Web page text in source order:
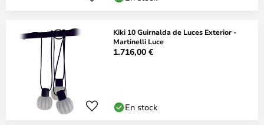
Kiki 10 Guirnalda de Luces Exterior -
Martinelli Luce
1.716,00 €
En stock